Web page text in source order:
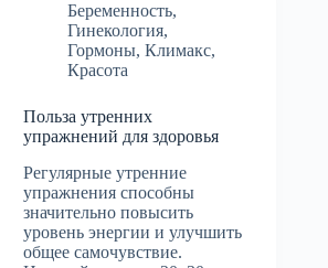
Беременность,
Гинекология,
Гормоны,Климакс,
Красота
Польза утренних
упражнений для здоровья
Регулярные утренние
упражнения способны
значительно повысить
уровень энергии и улучшить
общее самочувствие.